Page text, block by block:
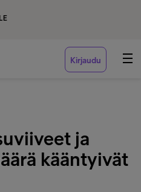
Kirjaudu
ja
kääntyivät